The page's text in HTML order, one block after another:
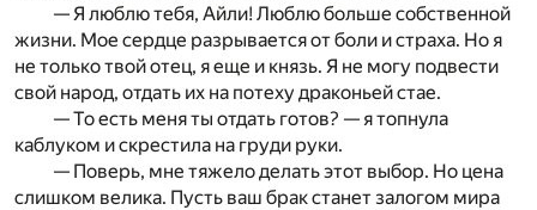
— Я люблю тебя, Айли! Люблю больше собственной
жизни. Мое сердце разрывается от боли и страха. Но я
не только твой отец, я еще и князь. Я не могу подвести
свой народ, отдать их на потеху драконьей стае.
— То есть меня ты отдать готов? — я топнула
каблуком и скрестила на груди руки.
— Поверь, мне тяжело делать этот выбор. Но цена
слишком велика. Пусть ваш брак станет залогом мира